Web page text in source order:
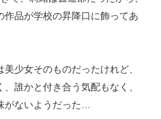
品が学校の昇降口に飾ってあ
少女そのものだったけれど、
誰かと付き合う気配もなく、
がないようだった…